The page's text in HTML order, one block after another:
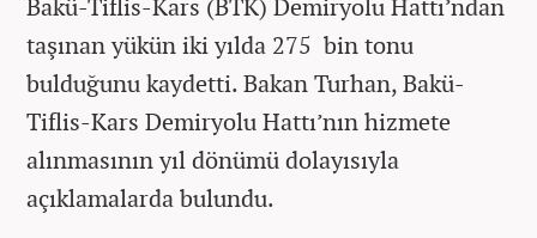
taşınan yükün iki yılda 275 bin tonu
bulduğunu kaydetti. Bakan Turhan, Bakü-
Tiflis-Kars Demiryolu Hattı’nın hizmete
alınmasının yıl dönümü dolayısıyla
açıklamalarda bulundu.